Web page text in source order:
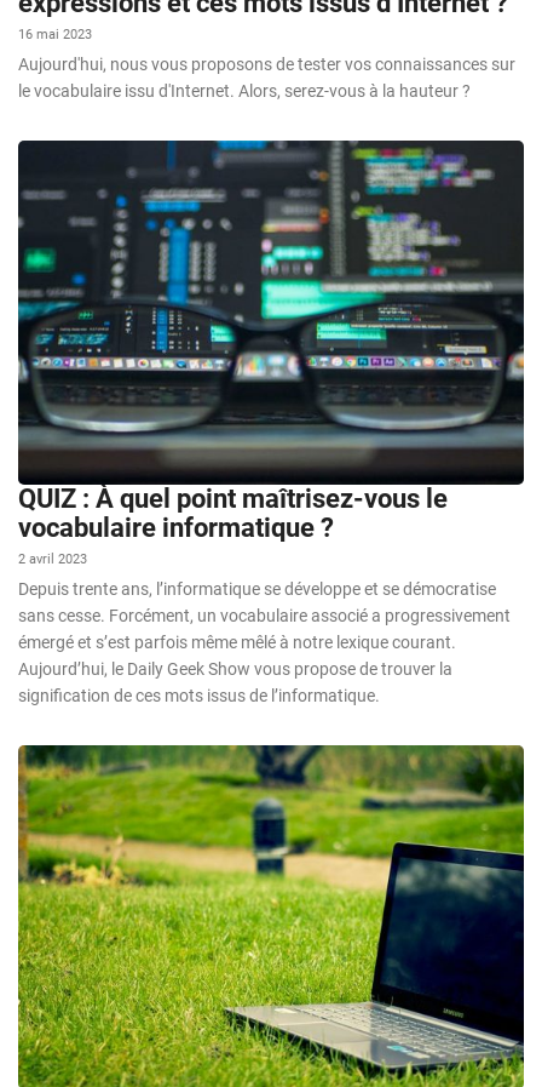
16 mai 2023
Aujourd'hui, nous vous proposons de tester vos connaissances sur
le vocabulaire issu d'Internet. Alors, serez-vous à la hauteur ?
QUIZ : À quel point maîtrisez-vous le
vocabulaire informatique ?
2 avril 2023
Depuis trente ans, l’informatique se développe et se démocratise
sans cesse. Forcément, un vocabulaire associé a progressivement
émergé et s’est parfois même mêlé à notre lexique courant.
Aujourd’hui, le Daily Geek Show vous propose de trouver la
signification de ces mots issus de l’informatique.